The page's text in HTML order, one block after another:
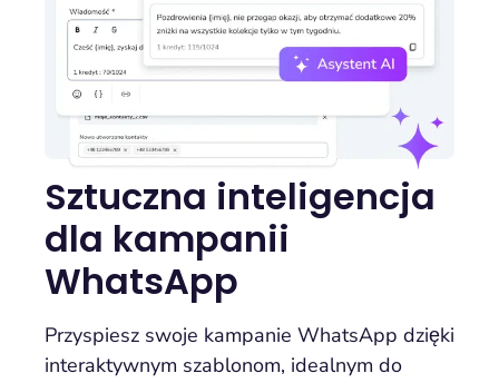
Sztuczna inteligencja
dla kampanii
WhatsApp
Przyspiesz swoje kampanie WhatsApp dzięki
interaktywnym szablonom, idealnym do